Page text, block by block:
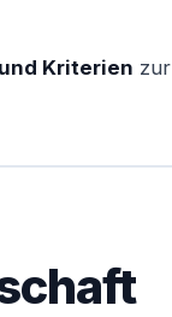
Kriterien zur